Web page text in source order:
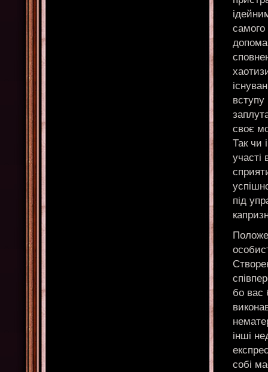
самого
своє
Так чи
участі
під
бо вас
інші
собі